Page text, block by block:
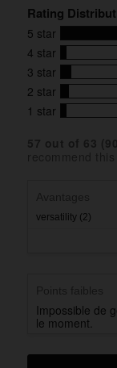
for
this
product:
4.5
out
of
5
stars
Rating
5 star
62
reviews
with
5
star
rating.
4 star
3
reviews
with
4
3 star
5
reviews
with
2 star
4
reviews
1 star
3
versatility (2)
Impossible de
le moment.